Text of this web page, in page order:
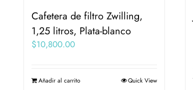
Cafetera de filtro Zwilling,
1,25 litros, Plata-blanco
$10,800.00
Añadir al carrito Quick View